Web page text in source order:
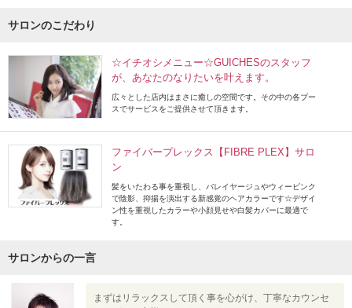
サロンのこだわり
☆イチオシメニュー☆GUICHESのスタッフ
が、あなたのなりたいを叶えます。
広々とした店内はまさに癒しの空間です。その中の各ブー
スでサービスをご提供させて頂きます。
ファイバープレックス【FIBRE PLEX】サロ
ン
髪をいたわる事を重視し、バレイヤージュやウィービンク
で陰影、抑揚を演出する新感覚のヘアカラーです☆デザイ
ン性を重視したカラーや小顔見せや白髪カバーに最適で
す。
サロンからの一言
まずはリラックスして頂く事を心がけ、丁寧なカウンセ